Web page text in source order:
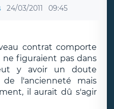
24/03/2011 09:45
contrat comporte
figuraient pas dans
y avoir un doute
l'ancienneté mais
il aurait dû s'agir